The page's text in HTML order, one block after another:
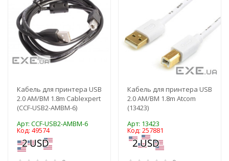
Кабель для принтера USB
2.0 AM/BM 1.8m Cablexpert
(CCF-USB2-AMBM-6)
Арт: CCF-USB2-AMBM-6
Код: 49574
Кабель для принтера USB
2.0 AM/BM 1.8m Atcom
(13423)
Арт: 13423
Код: 257881